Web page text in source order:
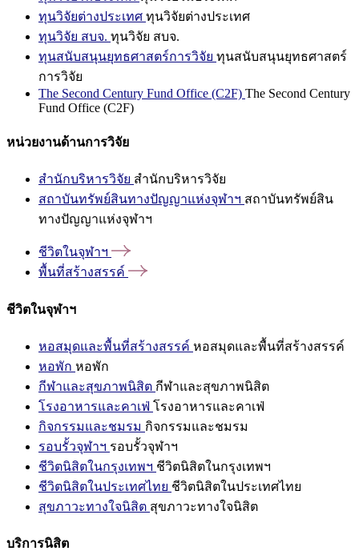
ทุนวิจัยต่างประเทศ ทุนวิจัยต่างประเทศ
ทุนวิจัย สบจ. ทุนวิจัย สบจ.
ทุนสนับสนุนยุทธศาสตร์การวิจัย ทุนสนับสนุนยุทธศาสตร์
การวิจัย
The Second Century Fund Office (C2F) The Second Century
Fund Office (C2F)
หน่วยงานด้านการวิจัย
สำนักบริหารวิจัย สำนักบริหารวิจัย
สถาบันทรัพย์สินทางปัญญาแห่งจุฬาฯ สถาบันทรัพย์สิน
ทางปัญญาแห่งจุฬาฯ
ชีวิตในจุฬาฯ
พื้นที่สร้างสรรค์
ชีวิตในจุฬาฯ
หอสมุดและพื้นที่สร้างสรรค์ หอสมุดและพื้นที่สร้างสรรค์
หอพัก หอพัก
กีฬาและสุขภาพนิสิต กีฬาและสุขภาพนิสิต
โรงอาหารและคาเฟ่ โรงอาหารและคาเฟ่
กิจกรรมและชมรม กิจกรรมและชมรม
รอบรั้วจุฬาฯ รอบรั้วจุฬาฯ
ชีวิตนิสิตในกรุงเทพฯ ชีวิตนิสิตในกรุงเทพฯ
ชีวิตนิสิตในประเทศไทย ชีวิตนิสิตในประเทศไทย
สุขภาวะทางใจนิสิต สุขภาวะทางใจนิสิต
บริการนิสิต